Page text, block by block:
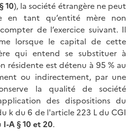
10), la société étrangère ne peut
en tant qu’entité mère non
de l’exercice suivant. Il
lorsque le capital de cette
qui entend se substituer à
résidente est détenu à 95 % au
ou indirectement, par une
la qualité de société
des dispositions du
k du 6 de l'article 223 L du CGI
I-A § 10 et 20.